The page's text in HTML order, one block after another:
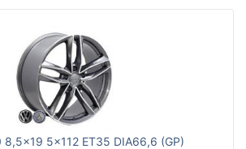
8,5x19 5x112 ET35 DIA66,6 (GP)